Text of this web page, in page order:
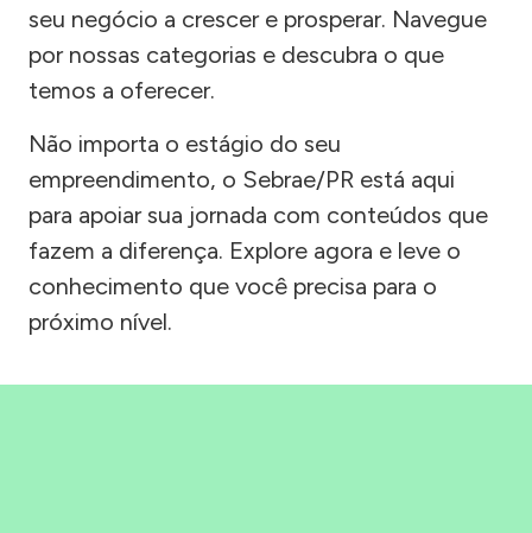
seu negócio a crescer e prosperar. Navegue
por nossas categorias e descubra o que
temos a oferecer.
Não importa o estágio do seu
empreendimento, o Sebrae/PR está aqui
para apoiar sua jornada com conteúdos que
fazem a diferença. Explore agora e leve o
conhecimento que você precisa para o
próximo nível.